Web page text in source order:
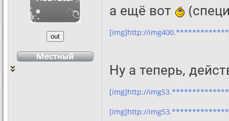
а ещё вот
[img]http://
Ну а теперь,
[img]http://img53.**************/
[img]http://img53.**************/